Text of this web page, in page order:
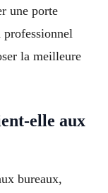
une porte
professionnel
la meilleure
elle aux
bureaux,